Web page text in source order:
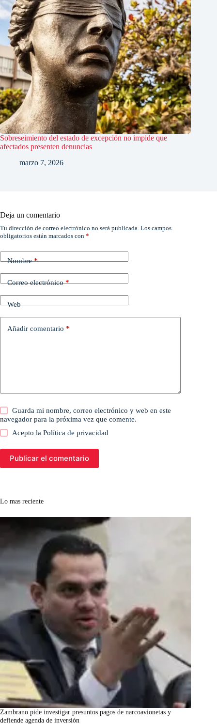
Sobreseimiento del estado de excepción no impide que
afectados presenten denuncias
marzo 7, 2026
Deja un comentario
Tu dirección de correo electrónico no será publicada. Los campos
obligatorios están marcados con *
Nombre*
Correo electrónico*
Web
Añadir comentario *
Guarda mi nombre, correo electrónico y web en este
navegador para la próxima vez que comente.
Acepto laPolítica de privacidad
Publicar el comentario
Lo mas reciente
Zambrano pide investigar presuntos pagos de narcoavionetas y
defiende agenda de inversión